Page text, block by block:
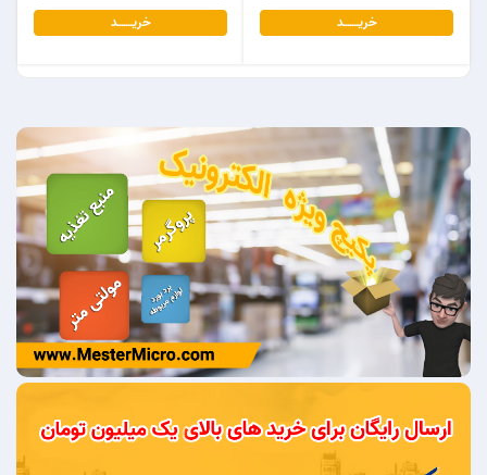
خریـــــــد
خریـــــــد